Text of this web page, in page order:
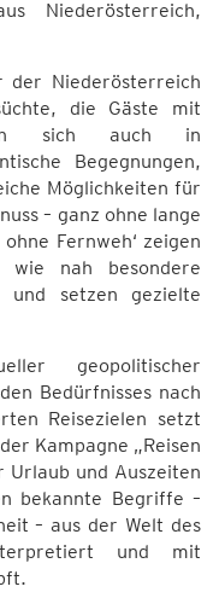
Niederösterreich,
der Niederösterreich
die Gäste mit
sich auch in
Begegnungen,
Möglichkeiten für
– ganz ohne lange
Fernweh‘ zeigen
nah besondere
und setzen gezielte
geopolitischer
Bedürfnisses nach
Reisezielen setzt
Kampagne „Reisen
Urlaub und Auszeiten
bekannte Begriffe –
– aus der Welt des
und mit